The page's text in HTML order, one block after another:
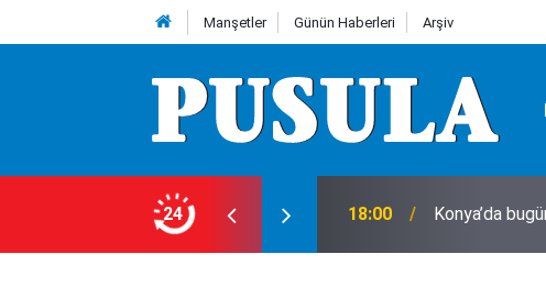
Manşetler Günün Haberleri Arşiv
24 18:00 Konya’da